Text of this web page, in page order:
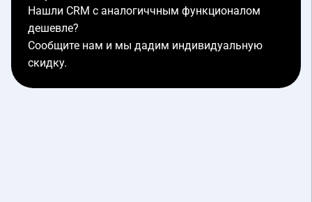
Нашли CRM с аналогиччным функционалом
дешевле?
Сообщите нам и мы дадим индивидуальную
скидку.